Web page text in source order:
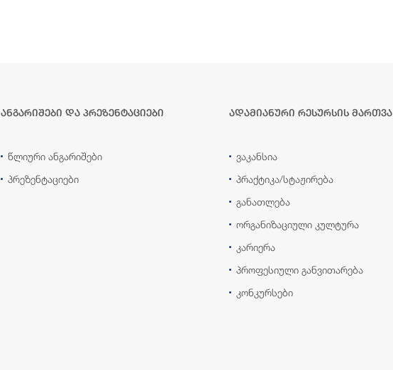
ანგარიშები და პრეზენტაციები
წლიური ანგარიშები
პრეზენტაციები
ადამიანური რესურსის მართვა
ვაკანსია
პრაქტიკა/სტაჟირება
განათლება
ორგანიზაციული კულტურა
კარიერა
პროფესიული განვითარება
კონკურსები